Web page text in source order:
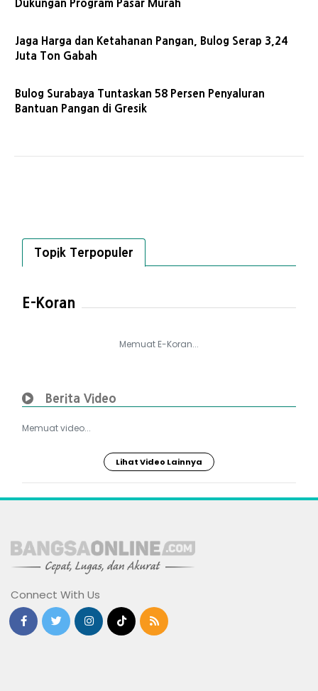
Dukungan Program Pasar Murah
Jaga Harga dan Ketahanan Pangan, Bulog Serap 3,24
Juta Ton Gabah
Bulog Surabaya Tuntaskan 58 Persen Penyaluran
Bantuan Pangan di Gresik
Topik Terpopuler
E-Koran
Memuat E-Koran...
Berita Video
Memuat video...
Lihat Video Lainnya
Connect With Us